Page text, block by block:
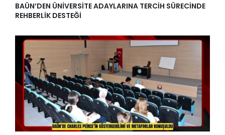
BAÜN’DEN ÜNİVERSİTE ADAYLARINA TERCİH SÜRECİNDE
REHBERLİK DESTEĞİ